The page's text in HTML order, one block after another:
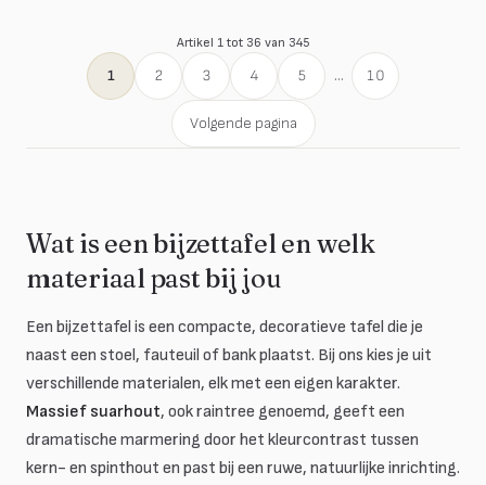
Artikel 1 tot 36 van 345
1 2 3 4 5 ... 10
Volgende pagina
Wat is een bijzettafel en welk
materiaal past bij jou
Een bijzettafel is een compacte, decoratieve tafel die je
naast een stoel, fauteuil of bank plaatst. Bij ons kies je uit
verschillende materialen, elk met een eigen karakter.
Massief suarhout, ook raintree genoemd, geeft een
dramatische marmering door het kleurcontrast tussen
kern- en spinthout en past bij een ruwe, natuurlijke inrichting.